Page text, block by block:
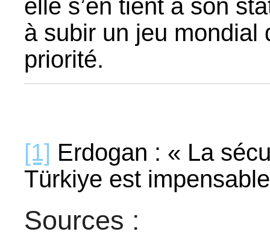
elle s’en tient à son
à subir un jeu mondial
priorité.
[1] Erdogan : « La
Türkiye est
Sources :